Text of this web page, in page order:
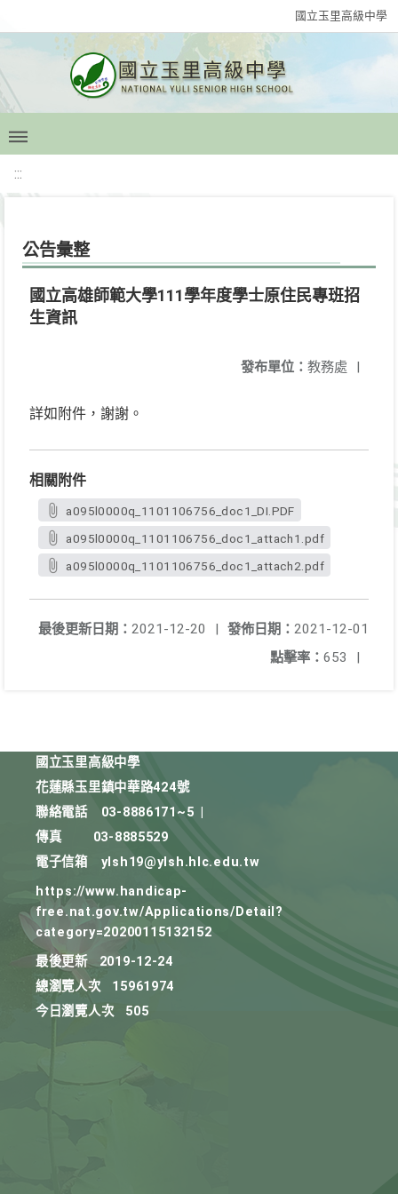
國立玉里高級中學
:::
公告彙整
國立高雄師範大學111學年度學士原住民專班招
生資訊
發布單位： 教務處 |
詳如附件，謝謝。
相關附件
a095l0000q_1101106756_doc1_DI.PDF
a095l0000q_1101106756_doc1_attach1.pdf
a095l0000q_1101106756_doc1_attach2.pdf
發佈日期： 2021-12-01
最後更新日期： 2021-12-20
|
點擊率： 653 |
國立玉里高級中學
花蓮縣玉里鎮中華路424號
聯絡電話
03-8886171~5
傳真
03-8885529
電子信箱
ylsh19@ylsh.hlc.edu.tw
https://www.handicap-
free.nat.gov.tw/Applications/Detail?
category=20200115132152
最後更新
2019-12-24
總瀏覽人次
15961974
今日瀏覽人次
505